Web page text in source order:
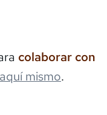
colaborar con
mismo.